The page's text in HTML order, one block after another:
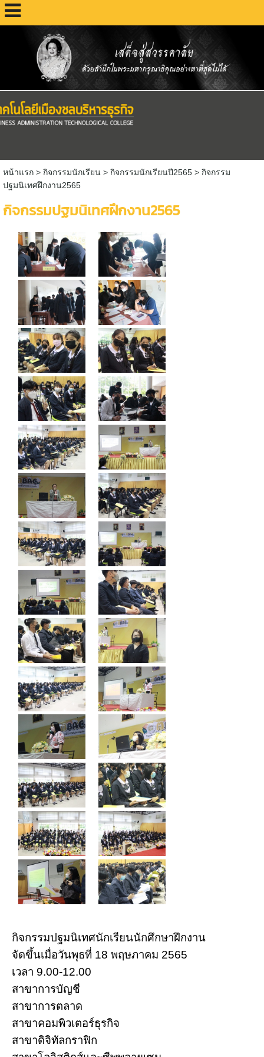
หน้าแรก> กิจกรรมนักเรียน > กิจกรรมนักเรียนปี2565> กิจกรรม
ปฐมนิเทศฝึกงาน2565
กิจกรรมปฐมนิเทศฝึกงาน2565
กิจกรรมปฐมนิเทศนักเรียนนักศึกษาฝึกงาน
จัดขึ้นเมื่อวันพุธที่ 18 พฤษภาคม 2565
เวลา 9.00-12.00
สาขาการบัญชี
สาขาการตลาด
สาขาคอมพิวเตอร์ธุรกิจ
สาขาดิจิทัลกราฟิก